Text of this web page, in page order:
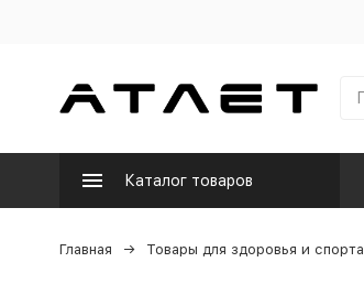
Каталог товаров
Главная Товары для здоровья и спорта